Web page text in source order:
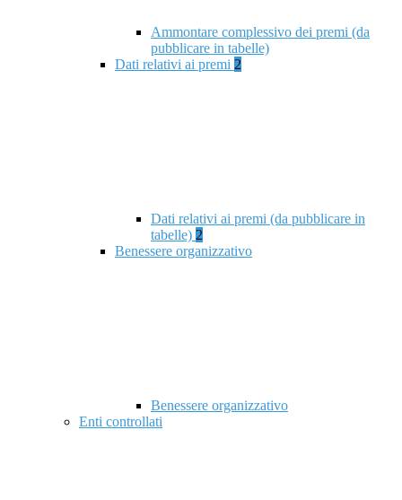
Ammontare complessivo dei premi (da
pubblicare in tabelle)
Dati relativi ai premi 2
Dati relativi ai premi (da pubblicare in
tabelle) 2
Benessere organizzativo
Benessere organizzativo
Enti controllati